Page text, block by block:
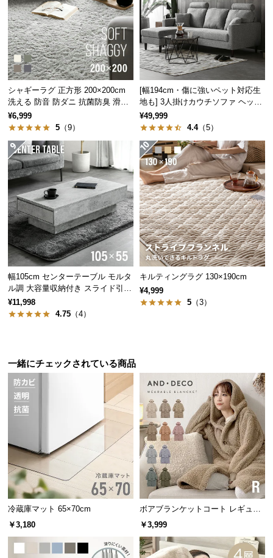
い
て
搬
入
経
路
に
つ
て
返
品・
キ
ャ
ン
セ
ル
に
つ
い
て
証
つ
い
会
員
規
約
に
推奨ソファ重量 200㎏以下
目立ちにくいコンパクトサイズ
脚に対して大きすぎないコンパクトなサイズ感。お
部屋の景観を損ねることなく使用できます。
横幅 奥行き
約8㎝ 約1㎝
床暖房上でも使用可能
適応温度は-40℃・80℃なので、床暖房のあるご家庭
でも安心してご利用できます。
シャギーラグ 正方形 200×200cm
洗える 防音 防ダニ 抗菌防臭 滑り
止め付き
¥6,999
5 （9）
[幅194cm・傷に強いペット対応生
地も] 3人掛けカウチソファ ヘッド
レスト付 レイアウト自由 広々設計
¥49,999
4.4（5）
幅105cm センターテーブル モルタ
ル調 大容量収納付き スライド引き
出し2杯
¥11,998
4.75 （4）
キルティングラグ 130×190cm
¥4,999
5 （3）
一緒にチェックされている商品
冷蔵庫マット 65×70cm
￥3,180
ボアブランケットコート レギュラ
ー
￥3,999